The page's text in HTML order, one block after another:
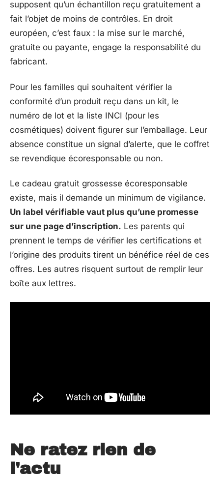
supposent qu’un échantillon reçu gratuitement a
fait l’objet de moins de contrôles. En droit
européen, c’est faux : la mise sur le marché,
gratuite ou payante, engage la responsabilité du
fabricant.
Pour les familles qui souhaitent vérifier la
conformité d’un produit reçu dans un kit, le
numéro de lot et la liste INCI (pour les
cosmétiques) doivent figurer sur l’emballage. Leur
absence constitue un signal d’alerte, que le coffret
se revendique écoresponsable ou non.
Le cadeau gratuit grossesse écoresponsable
existe, mais il demande un minimum de vigilance.
Un label vérifiable vaut plus qu’une promesse
sur une page d’inscription. Les parents qui
prennent le temps de vérifier les certifications et
l’origine des produits tirent un bénéfice réel de ces
offres. Les autres risquent surtout de remplir leur
boîte aux lettres.
Ne ratez rien de
l'actu